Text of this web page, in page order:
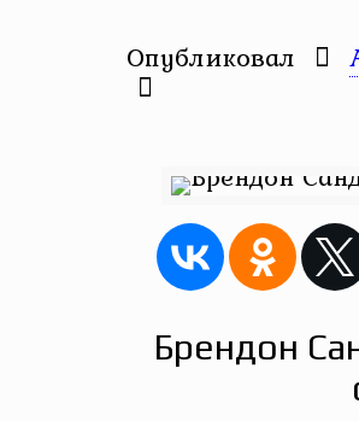
Опубликовал
Брендон